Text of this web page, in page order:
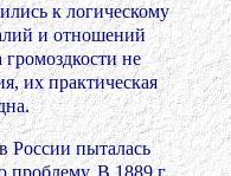
к логическому
и отношений
не
их практическая
России пыталась
проблему. В 1889 г.